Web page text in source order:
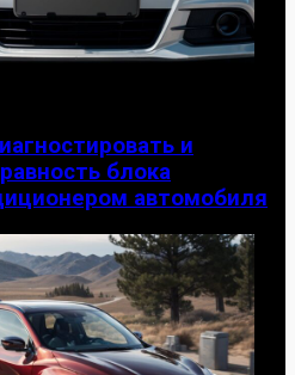
и
блока
автомобиля